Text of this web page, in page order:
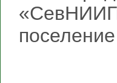
поселение